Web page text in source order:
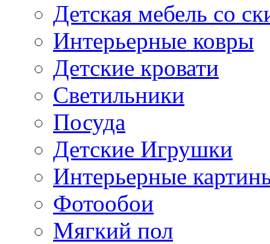
Детская мебель со
Интерьерные ковры
Детские кровати
Светильники
Посуда
Детские Игрушки
Интерьерные
Фотообои
Мягкий пол